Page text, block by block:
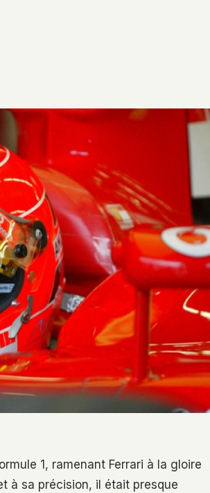
1, ramenant Ferrari à la gloire
à sa précision, il était presque